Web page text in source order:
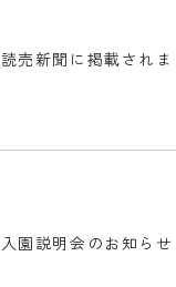
売新聞に掲載されま
園説明会のお知らせ